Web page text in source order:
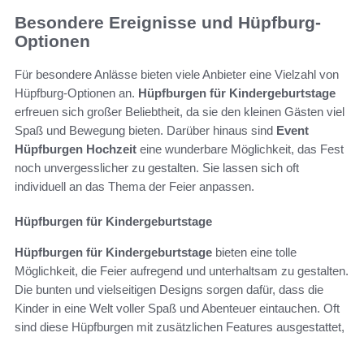
Besondere Ereignisse und Hüpfburg-
Optionen
Für besondere Anlässe bieten viele Anbieter eine Vielzahl von
Hüpfburg-Optionen an. Hüpfburgen für Kindergeburtstage
erfreuen sich großer Beliebtheit, da sie den kleinen Gästen viel
Spaß und Bewegung bieten. Darüber hinaus sind Event
Hüpfburgen Hochzeit eine wunderbare Möglichkeit, das Fest
noch unvergesslicher zu gestalten. Sie lassen sich oft
individuell an das Thema der Feier anpassen.
Hüpfburgen für Kindergeburtstage
Hüpfburgen für Kindergeburtstage bieten eine tolle
Möglichkeit, die Feier aufregend und unterhaltsam zu gestalten.
Die bunten und vielseitigen Designs sorgen dafür, dass die
Kinder in eine Welt voller Spaß und Abenteuer eintauchen. Oft
sind diese Hüpfburgen mit zusätzlichen Features ausgestattet,